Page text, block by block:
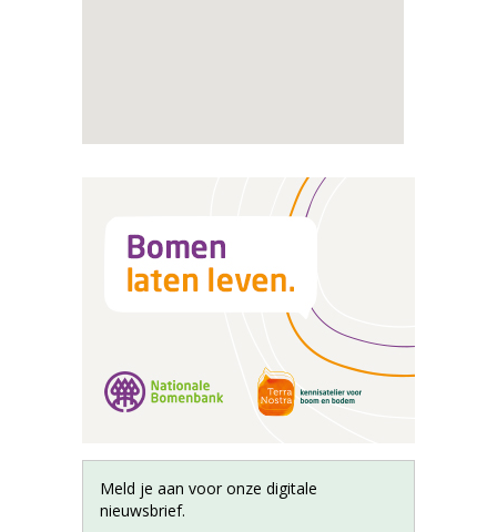
Meld je aan voor onze digitale
nieuwsbrief.